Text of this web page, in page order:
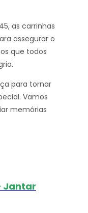
as carrinhas
assegurar o
que todos
para tornar
Vamos
memórias
Jantar